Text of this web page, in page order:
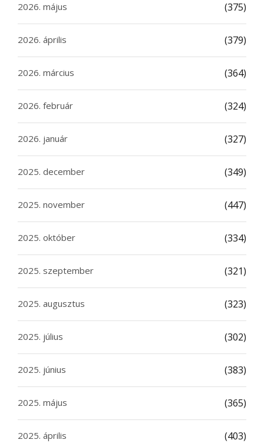
2026. május (375)
2026. április (379)
2026. március (364)
2026. február (324)
2026. január (327)
2025. december (349)
2025. november (447)
2025. október (334)
2025. szeptember (321)
2025. augusztus (323)
2025. július (302)
2025. június (383)
2025. május (365)
2025. április (403)